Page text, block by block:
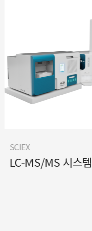
SCIEX
LC-MS/MS 시스템